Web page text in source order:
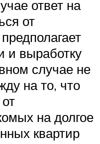
ответ на
от
и выработку
случае не
на то, что
на долгое
квартир